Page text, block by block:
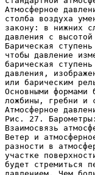
Атмосферное
столба воздуха
закону: в нижних
давления с
Барическая
чтобы давление
барическая
давления,
или барическим
Основными формами
ложбины, гребни и
Атмосферное
Рис. 27.
Взаимосвязь
Ветер и
разности в
участке
будет стремиться